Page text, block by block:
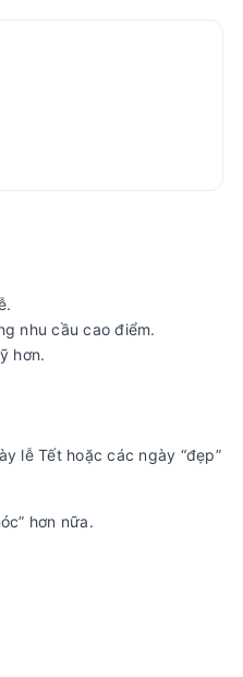
nhu cầu cao điểm.
hơn.
lễ Tết hoặc các ngày “đẹp”
hơn nữa.